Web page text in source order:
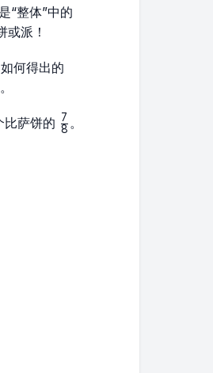
“整体”中的
或派！
何得出的
比萨饼的 \frac{7}
8
7 。